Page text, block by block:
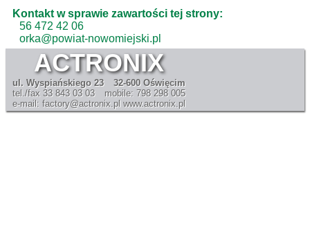
Kontakt w sprawie zawartości tej strony:
56 472 42 06
orka@powiat-nowomiejski.pl
ACTRONIX
ul. Wyspiańskiego 23
tel./fax 33 843 03 03
e-mail: factory@actronix.pl
32-600 Oświęcim
mobile: 798 298 005
www.actronix.pl